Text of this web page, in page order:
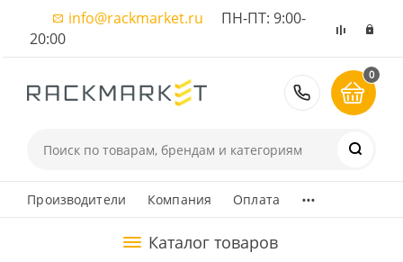
info@rackmarket.ru ПН-ПТ: 9:00-
20:00
8 (495)
0
Производители Компания Оплата ...
Каталог товаров